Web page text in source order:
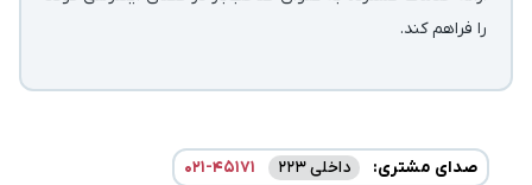
را فراهم کند.
صدای مشتری: داخلی 223 021-45171